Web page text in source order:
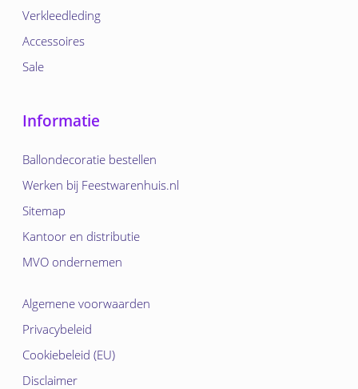
Verkleedleding
Accessoires
Sale
Informatie
Ballondecoratie bestellen
Werken bij Feestwarenhuis.nl
Sitemap
Kantoor en distributie
MVO ondernemen
Algemene voorwaarden
Privacybeleid
Cookiebeleid (EU)
Disclaimer